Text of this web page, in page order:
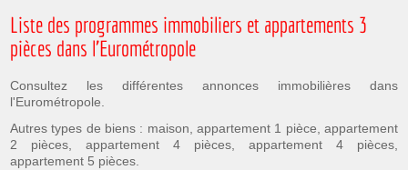
Liste des programmes immobiliers et appartements 3
pièces dans l'Eurométropole
Consultez les différentes annonces immobilières dans
l'Eurométropole.
Autres types de biens : maison appartement 1 pièce appartement
2 pièces ,appartement 4 pièces appartement 4 pièces,
appartement 5 pièces